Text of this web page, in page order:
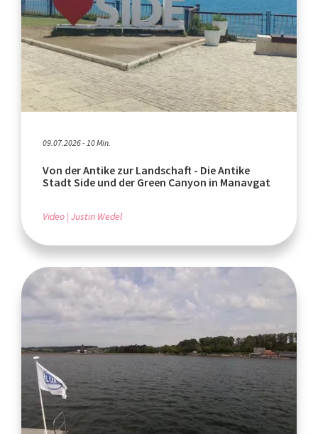
09.07.2026 - 10 Min.
Von der Antike zur Landschaft - Die Antike
Stadt Side und der Green Canyon in Manavgat
Video Justin Wedel